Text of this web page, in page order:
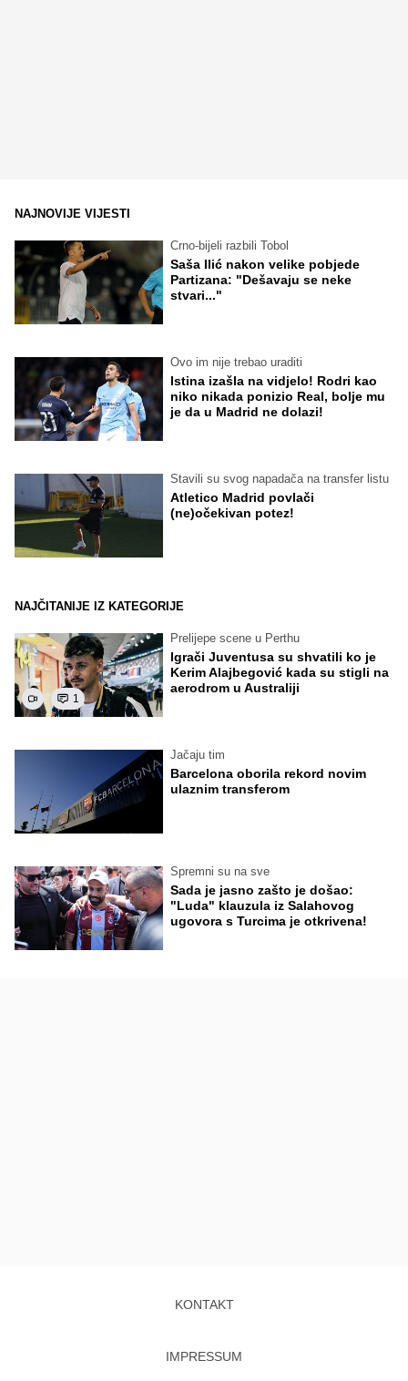
NAJNOVIJE VIJESTI
Crno-bijeli razbili Tobol
Saša Ilić nakon velike pobjede
Partizana: "Dešavaju se neke
stvari..."
Ovo im nije trebao uraditi
Istina izašla na vidjelo! Rodri kao
niko nikada ponizio Real, bolje mu
je da u Madrid ne dolazi!
Stavili su svog napadača na transfer listu
Atletico Madrid povlači
(ne)očekivan potez!
NAJČITANIJE IZ KATEGORIJE
1
Prelijepe scene u Perthu
Igrači Juventusa su shvatili ko je
Kerim Alajbegović kada su stigli na
aerodrom u Australiji
Jačaju tim
Barcelona oborila rekord novim
ulaznim transferom
Spremni su na sve
Sada je jasno zašto je došao:
"Luda" klauzula iz Salahovog
ugovora s Turcima je otkrivena!
KONTAKT
IMPRESSUM